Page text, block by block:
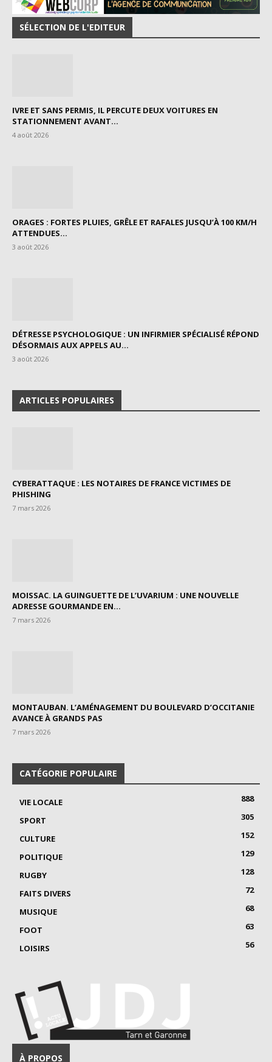
SÉLECTION DE L'EDITEUR
IVRE ET SANS PERMIS, IL PERCUTE DEUX VOITURES EN
STATIONNEMENT AVANT...
4 août 2026
ORAGES : FORTES PLUIES, GRÊLE ET RAFALES JUSQU’À 100 KM/H
ATTENDUES...
3 août 2026
DÉTRESSE PSYCHOLOGIQUE : UN INFIRMIER SPÉCIALISÉ RÉPOND
DÉSORMAIS AUX APPELS AU...
3 août 2026
ARTICLES POPULAIRES
CYBERATTAQUE : LES NOTAIRES DE FRANCE VICTIMES DE
PHISHING
7 mars 2026
MOISSAC. LA GUINGUETTE DE L’UVARIUM : UNE NOUVELLE
ADRESSE GOURMANDE EN...
7 mars 2026
MONTAUBAN. L’AMÉNAGEMENT DU BOULEVARD D’OCCITANIE
AVANCE À GRANDS PAS
7 mars 2026
CATÉGORIE POPULAIRE
VIE LOCALE
888
SPORT
305
CULTURE
152
POLITIQUE
129
RUGBY
128
FAITS DIVERS
72
MUSIQUE
68
FOOT
63
LOISIRS
56
À PROPOS